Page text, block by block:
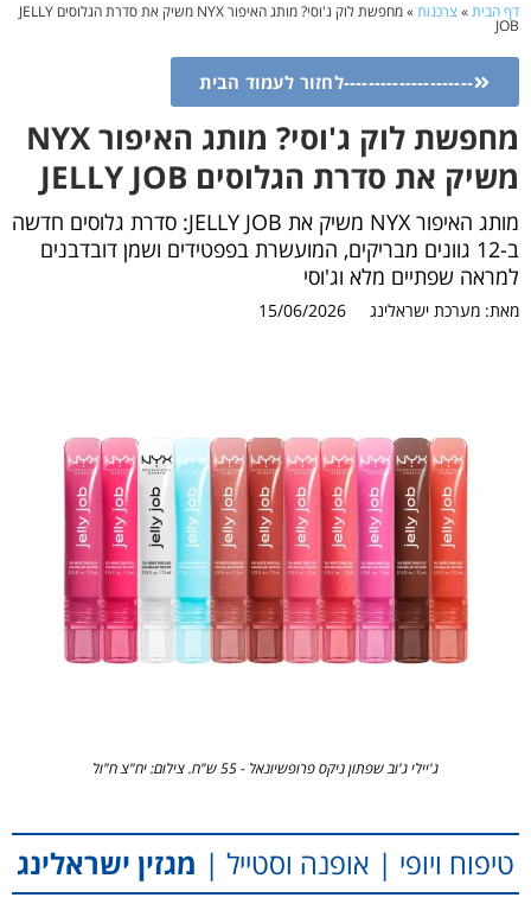
דף הבית» צרכנות» מחפשת לוק ג'וסי? מותג האיפור NYX משיק את סדרת הגלוסים JELLY
JOB
---------------------לחזור לעמוד הבית
מחפשת לוק ג'וסי? מותג האיפור NYX
משיק את סדרת הגלוסים JELLY JOB
מותג האיפור NYX משיק את JELLY JOB: סדרת גלוסים חדשה
ב-12 גוונים מבריקים, המועשרת בפפטידים ושמן דובדבנים
למראה שפתיים מלא וג'וסי
מאת: מערכת ישראלינג 15/06/2026
ג'יילי ג'וב שפתון ניקס פרופשיונאל - 55 ש"ח. צילום: יח"צ ח"ול
טיפוח ויופי | אופנה וסטייל | מגזין ישראלינג